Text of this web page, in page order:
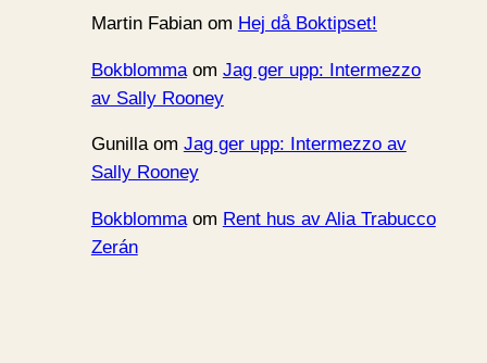
Martin Fabianom Hej då Boktipset!
Bokblommaom Jag ger upp: Intermezzo
av Sally Rooney
Gunillaom Jag ger upp: Intermezzo av
Sally Rooney
Bokblommaom Rent hus av Alia Trabucco
Zerán